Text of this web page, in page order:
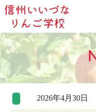
2026年4月30日